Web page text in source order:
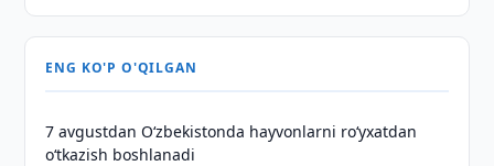
ENG KO'P O'QILGAN
7 avgustdan O‘zbekistonda hayvonlarni ro‘yxatdan
o‘tkazish boshlanadi